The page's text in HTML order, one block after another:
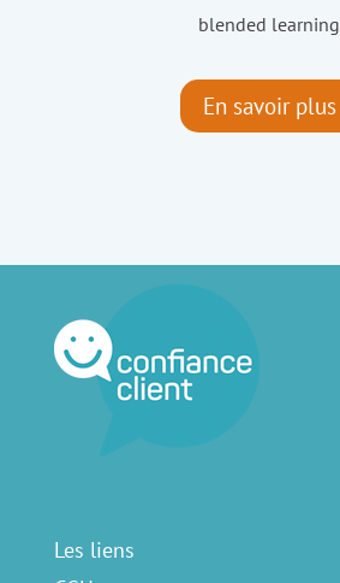
blended learning
En savoir plus
Les liens